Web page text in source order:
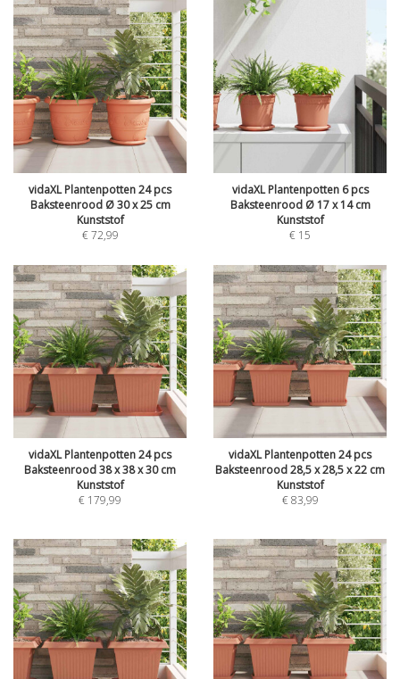
vidaXL Plantenpotten 24 pcs
Baksteenrood Ø 30 x 25 cm
Kunststof
€72,99
vidaXL Plantenpotten 6 pcs
Baksteenrood Ø 17 x 14 cm
Kunststof
€ 15
vidaXL Plantenpotten 24 pcs
Baksteenrood 38 x 38 x 30 cm
Kunststof
€ 179,99
vidaXL Plantenpotten 24 pcs
Baksteenrood 28,5 x 28,5 x 22 cm
Kunststof
€83,99